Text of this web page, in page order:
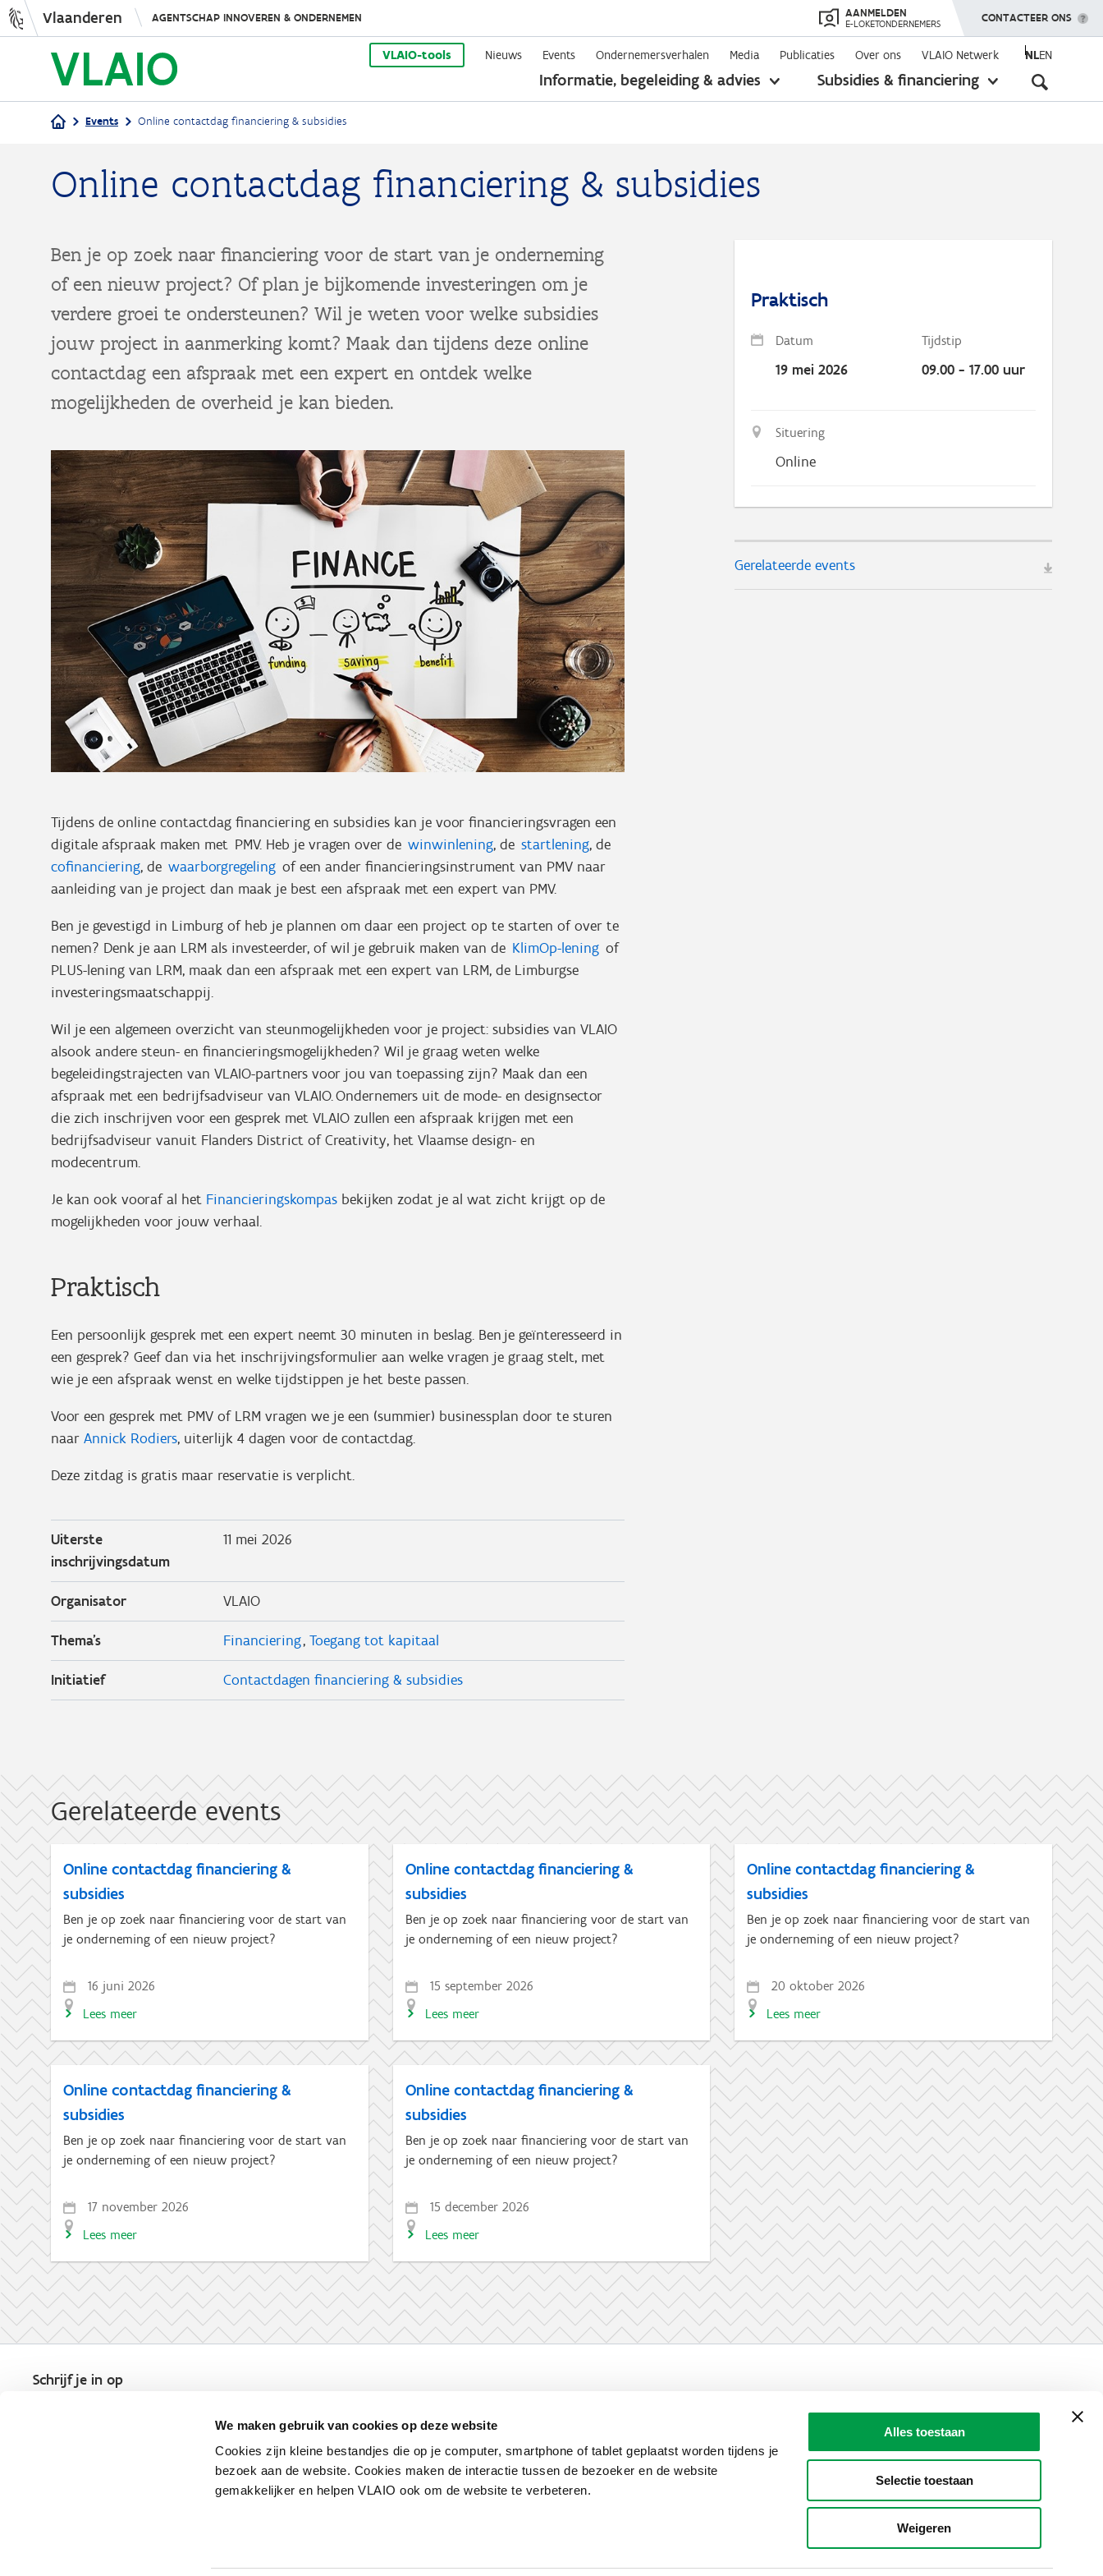
We maken gebruik van cookies op deze website
Cookies zijn kleine bestandjes die op je computer, smartphone of tablet geplaatst worden tijdens je
bezoek aan de website. Cookies maken de interactie tussen de bezoeker en de website
gemakkelijker en helpen VLAIO ook om de website te verbeteren.
Alles toestaan
Selectie toestaan
Weigeren
Overslaan
en
naar
de
Vlaanderen AGENTSCHAP INNOVEREN & ONDERNEMEN AANMELDEN
E-LOKETONDERNEMERS TOON MENU
CONTACTEER ONS
VLAIO-tools Nieuws Events Ondernemersverhalen Media Publicaties Over ons VLAIO Netwerk NLEN
Informatie, begeleiding & advies
toon
Subsidies & financiering
toon
Kruimelpad
Events Online contactdag financiering & subsidies
Online contactdag financiering & subsidies
Ben je op zoek naar financiering voor de start van je onderneming
of een nieuw project? Of plan je bijkomende investeringen om je
verdere groei te ondersteunen? Wil je weten voor welke subsidies
jouw project in aanmerking komt? Maak dan tijdens deze online
contactdag een afspraak met een expert en ontdek welke
mogelijkheden de overheid je kan bieden.
Tijdens de online contactdag financiering en subsidies kan je voor financieringsvragen een
digitale afspraak maken met PMV. Heb je vragen over de winwinlening, de startlening, de
cofinanciering, de waarborgregeling of een ander financieringsinstrument van PMV naar
aanleiding van je project dan maak je best een afspraak met een expert van PMV.
Ben je gevestigd in Limburg of heb je plannen om daar een project op te starten of over te
nemen? Denk je aan LRM als investeerder, of wil je gebruik maken van de KlimOp-lening of
PLUS-lening van LRM, maak dan een afspraak met een expert van LRM, de Limburgse
investeringsmaatschappij.
Wil je een algemeen overzicht van steunmogelijkheden voor je project: subsidies van VLAIO
alsook andere steun- en financieringsmogelijkheden? Wil je graag weten welke
begeleidingstrajecten van VLAIO-partners voor jou van toepassing zijn? Maak dan een
afspraak met een bedrijfsadviseur van VLAIO. Ondernemers uit de mode- en designsector
die zich inschrijven voor een gesprek met VLAIO zullen een afspraak krijgen met een
bedrijfsadviseur vanuit Flanders District of Creativity, het Vlaamse design- en
modecentrum.
Je kan ook vooraf al het Financieringskompas bekijken zodat je al wat zicht krijgt op de
mogelijkheden voor jouw verhaal.
Praktisch
Een persoonlijk gesprek met een expert neemt 30 minuten in beslag. Ben je geïnteresseerd in
een gesprek? Geef dan via het inschrijvingsformulier aan welke vragen je graag stelt, met
wie je een afspraak wenst en welke tijdstippen je het beste passen.
Voor een gesprek met PMV of LRM vragen we je een (summier) businessplan door te sturen
naar Annick Rodiers, uiterlijk 4 dagen voor de contactdag.
Deze zitdag is gratis maar reservatie is verplicht.
Uiterste
inschrijvingsdatum
11 mei 2026
Organisator VLAIO
Thema's Financiering Toegang tot kapitaal
Initiatief Contactdagen financiering & subsidies
Praktisch
Datum Tijdstip
19 mei 2026 09.00 - 17.00 uur
Situering
Online
Gerelateerde events
Gerelateerde events
Online contactdag financiering &
subsidies
Ben je op zoek naar financiering voor de start van
je onderneming of een nieuw project?
16 juni 2026
Lees meer
Online contactdag financiering &
subsidies
Ben je op zoek naar financiering voor de start van
je onderneming of een nieuw project?
15 september 2026
Lees meer
Online contactdag financiering &
subsidies
Ben je op zoek naar financiering voor de start van
je onderneming of een nieuw project?
20 oktober 2026
Lees meer
Online contactdag financiering &
subsidies
Ben je op zoek naar financiering voor de start van
je onderneming of een nieuw project?
17 november 2026
Lees meer
Online contactdag financiering &
subsidies
Ben je op zoek naar financiering voor de start van
je onderneming of een nieuw project?
15 december 2026
Lees meer
Schrijf je in op
Communicatieverplichtingen & logo'sKlachten, meldingen & fraudebestrijding
uitgegeven door VLAIO